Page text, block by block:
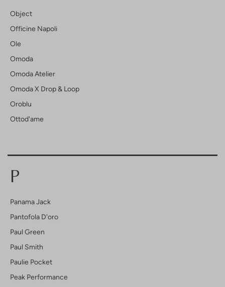
Object
Officine Napoli
Ole
Omoda
Omoda Atelier
Omoda X Drop & Loop
Oroblu
Ottod'ame
P
Panama Jack
Pantofola D'oro
Paul Green
Paul Smith
Paulie Pocket
Peak Performance